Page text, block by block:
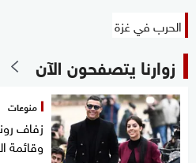
الحرب في غزة
زوارنا يتصفحون الآن
منوعات
زفاف
وقائمة